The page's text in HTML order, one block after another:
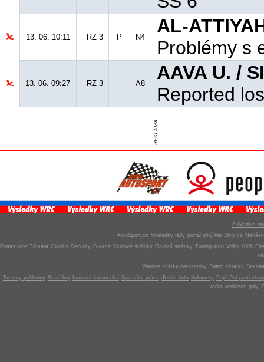
13. 06. 10:11 RZ 3 P N4
AL-
Problémy s
13. 06. 09:27 RZ 3 A8
AAVA U. /
Reported
© Gladius-
AutoSport.cz Výsledky rally portál plný her Stroj.cz
Pomocnice Témata Gladius Security G-akce Klubové stránky Osobní stránky Tuning auto Volby 2006
Vánoce svátky narozeniny Státní zkratky
Trezory pokladny Staré hry Luxusní kosmetika Speciální práce Jízdní kola Kulomety
Pojišt?ní proti
radla venkovní grily